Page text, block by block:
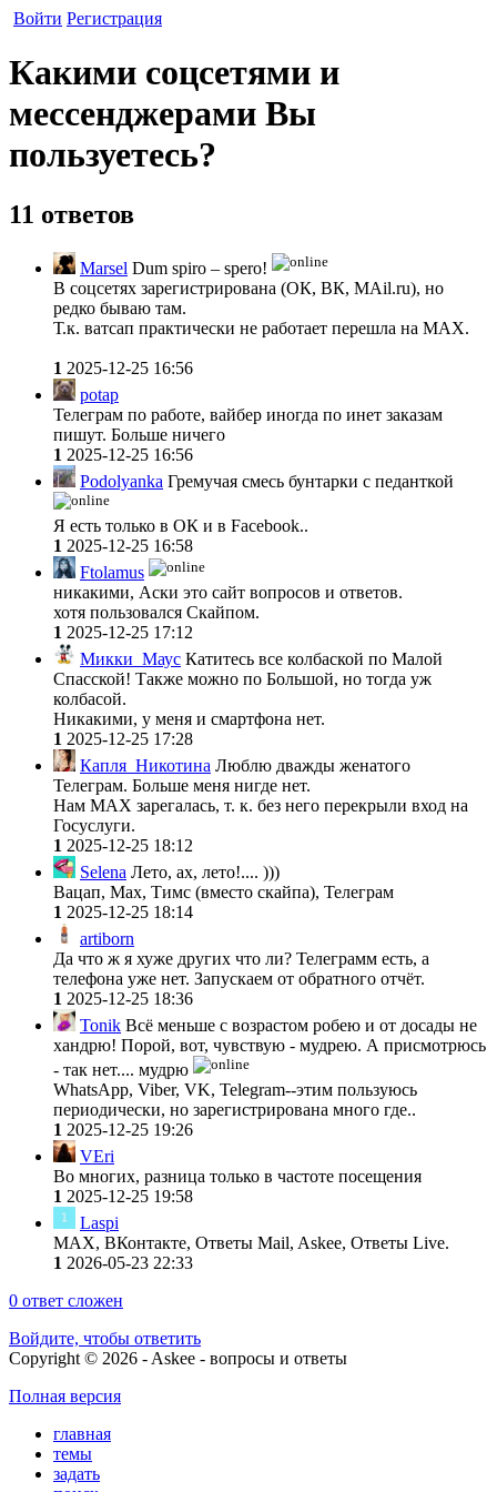
Войти Регистрация
Какими соцсетями и
мессенджерами Вы
пользуетесь?
11 ответов
Marsel Dum spiro – spero!
В соцсетях зарегистрирована (ОК, ВК, MAil.ru), но
редко бываю там.
Т.к. ватсап практически не работает перешла на МАХ.
1 2025-12-25 16:56
potap
Телеграм по работе, вайбер иногда по инет заказам
пишут. Больше ничего
1 2025-12-25 16:56
Podolyanka Гремучая смесь бунтарки с педанткой
Я есть только в ОК и в Facebook..
1 2025-12-25 16:58
Ftolamus
никакими, Аски это сайт вопросов и ответов.
хотя пользовался Cкайпом.
1 2025-12-25 17:12
Микки_Маус Катитесь все колбаской по Малой
Спасской! Также можно по Большой, но тогда уж
колбасой.
Никакими, у меня и смартфона нет.
1 2025-12-25 17:28
Капля_Никотина Люблю дважды женатого
Телеграм. Больше меня нигде нет.
Нам МАХ зарегалась, т. к. без него перекрыли вход на
Госуслуги.
1 2025-12-25 18:12
Selena Лето, ах, лето!.... )))
Вацап, Мах, Тимс (вместо скайпа), Телеграм
1 2025-12-25 18:14
artiborn
Да что ж я хуже других что ли? Телеграмм есть, а
телефона уже нет. Запускаем от обратного отчёт.
1 2025-12-25 18:36
Tonik Всё меньше с возрастом робею и от досады не
хандрю! Порой, вот, чувствую - мудрею. А присмотрюсь
- так нет.... мудрю
WhatsApp, Viber, VK, Telegram--этим пользуюсь
периодически, но зарегистрирована много где..
1 2025-12-25 19:26
VEri
Во многих, разница только в частоте посещения
1 2025-12-25 19:58
Laspi
MAX, ВКонтакте, Ответы Mail, Askee, Ответы Live.
1 2026-05-23 22:33
0 ответ сложен
Войдите, чтобы ответить
Copyright © 2026 - Askee - вопросы и ответы
Полная версия
главная
темы
задать